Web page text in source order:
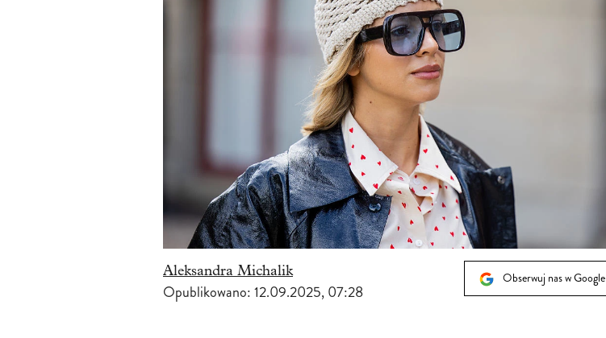
Aleksandra Michalik
Opublikowano:12.09.2025, 07:28
Obserwuj nas w Google